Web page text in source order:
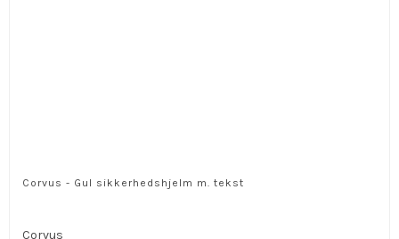
Corvus - Gul sikkerhedshjelm m. tekst
Corvus